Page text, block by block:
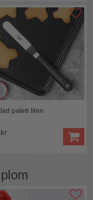
stabiliseringsmedel
(E202), arom,
Varav mättat 0,8g
0g, Kolhydrater
0g, Protein 4,5g,
palett liten